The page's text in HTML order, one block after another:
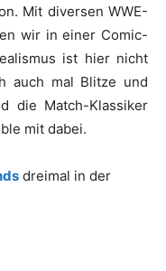
Mit diversen WWE-
wir in einer Comic-
ist hier nicht
auch mal Blitze und
die Match-Klassiker
mit dabei.
dreimal in der